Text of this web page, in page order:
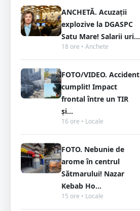
ANCHETĂ. Acuzații
explozive la DGASPC
Satu Mare! Salarii uri...
18 ore • Anchete
FOTO/VIDEO. Accident
cumplit! Impact
frontal între un TIR
și...
16 ore • Locale
FOTO. Nebunie de
arome în centrul
Sătmarului! Nazar
Kebab Ho...
15 ore • Locale